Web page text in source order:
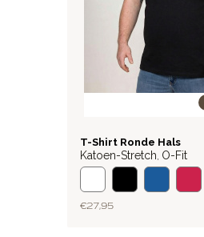
BASIC
T-Shirt Ronde Hals
Katoen-Stretch, O-Fit
€ 27,95